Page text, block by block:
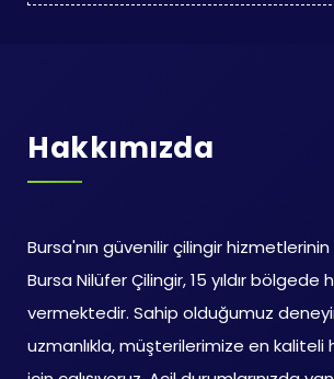
Hakkımızda
Bursa'nın güvenilir çilingir
Bursa Nilüfer Çilingir, 15 yıldır bölgede
vermektedir. Sahip olduğumuz
uzmanlıkla, müşterilerimize en